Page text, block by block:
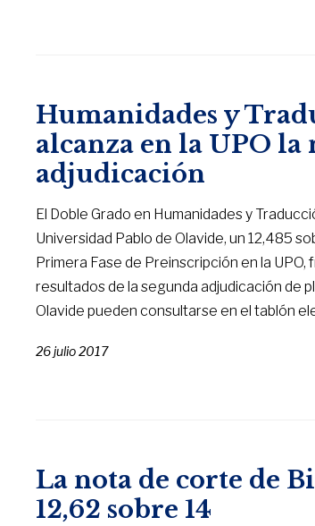
Humanidades y
alcanza en la UPO la
adjudicación
El Doble Grado en Humanidades y
Universidad Pablo de Olavide, un 12,485
Primera Fase de Preinscripción en la
resultados de la segunda adjudicación de
Olavide pueden consultarse en el tablón
26 julio 2017
La nota de corte de
12,62 sobre 14